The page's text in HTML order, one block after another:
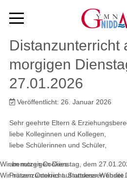
Distanzunterricht
morgigen
27.01.2026
Veröffentlicht: 26. Januar 2026
Sehr geehrte Eltern &
liebe Kolleginnen und Kollegen,
liebe Schülerinnen und Schüler,
am morgigen Dienstag, dem
Präsenzunterricht. Stattdessen findet
Wir benutzen Cookies
Wir nutzen Cookies auf unserer